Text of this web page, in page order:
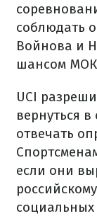
соблюдать
Войнова и
шансом МОК
UCI
вернуться
отвечать
если они
социальных